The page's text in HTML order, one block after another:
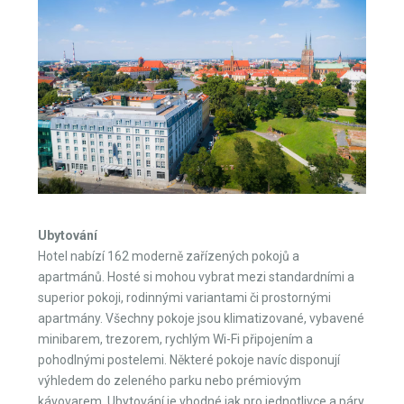
Ubytování
Hotel nabízí 162 moderně zařízených pokojů a
apartmánů. Hosté si mohou vybrat mezi standardními a
superior pokoji, rodinnými variantami či prostornými
apartmány. Všechny pokoje jsou klimatizované, vybavené
minibarem, trezorem, rychlým Wi-Fi připojením a
pohodlnými postelemi. Některé pokoje navíc disponují
výhledem do zeleného parku nebo prémiovým
kávovarem. Ubytování je vhodné jak pro jednotlivce a páry,